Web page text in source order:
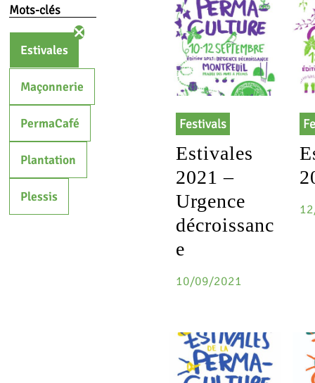
Mots-clés
Estivales
Maçonnerie
PermaCafé
Plantation
Plessis
Festivals
Estivales
2021 –
Urgence
décroissanc
e
10/09/2021